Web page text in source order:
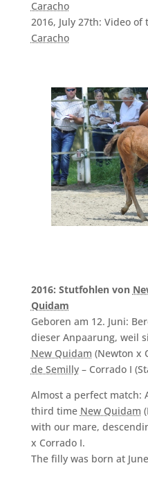
Caracho
2016, July 27th: Video of
Caracho
2016: Stutfohlen von
Quidam
Geboren am 12. Juni:
dieser Anpaarung, weil
New Quidam (Newton x
de Semilly– Corrado I
Almost a perfect match:
third time New Quidam
with our mare,
x Corrado I.
The filly was born at